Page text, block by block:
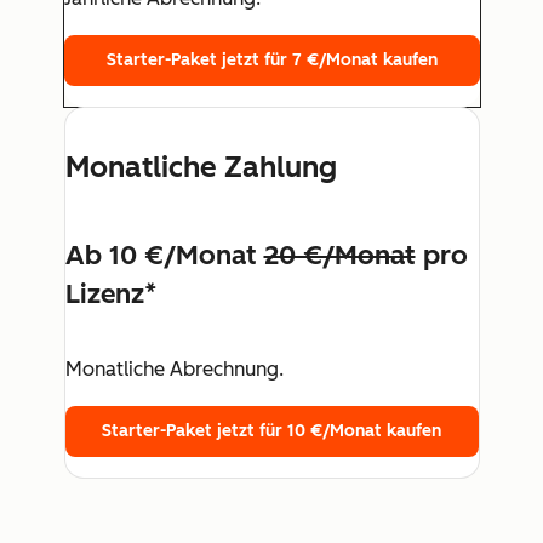
Starter-Paket jetzt für 7 €/Monat kaufen
Monatliche Zahlung
Ab 10 €/Monat20 €/Monatpro
Lizenz*
Monatliche Abrechnung.
Starter-Paket jetzt für 10 €/Monat kaufen